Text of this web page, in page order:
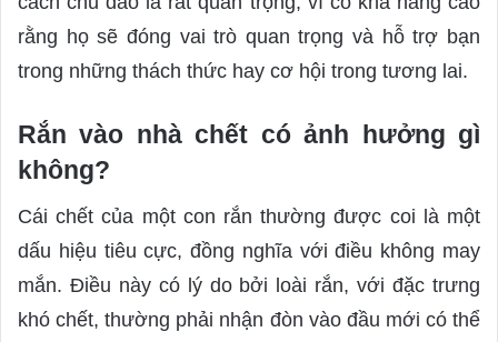
rằng họ sẽ đóng vai trò quan trọng và hỗ trợ bạn
trong những thách thức hay cơ hội trong tương lai.
Rắn vào nhà chết có ảnh hưởng gì
không?
Cái chết của một con rắn thường được coi là một
dấu hiệu tiêu cực, đồng nghĩa với điều không may
mắn. Điều này có lý do bởi loài rắn, với đặc trưng
khó chết, thường phải nhận đòn vào đầu mới có thể